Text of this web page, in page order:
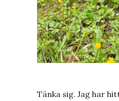
Tänka sig. Jag har